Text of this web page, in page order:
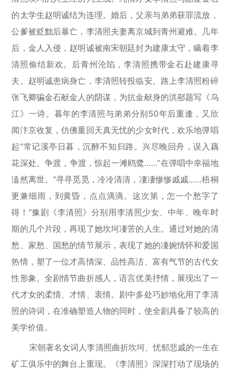
的太学生赵明诚结为连理。婚后，父亲与弟弟获罪流放，
公爹被贬黜后暴亡，李清照夫妻离京城到青州避难。几年
后，金人入侵，赵明诚被南宋朝廷封为建康太守，瞒着李
清照偷结新欢。后青州沦陷，李清照携带金石赴建康寻
夫。赵明诚患病身亡，李清照转投临安。路上李清照粉碎
张飞卿骗金石献金人的阴谋，为抗金献身的洪酀题写《乌
江》一诗。暮年的李清照与弟弟分别50年后重逢，又欣
闻汴京收复，仿佛重回天真无忧的少女时代，欢乐地弹唱
起“常记溪亭日暮，沉醉不知归路。兴尽晚回舟，误入藕
花深处。争渡，争渡，惊起一滩鸥鹭……”在弹唱中幸福地
溘然离世。“寻寻觅觅，冷冷清清，凄凄惨惨戚戚……梧桐
更兼细雨，到黄昏，点点滴滴。这次第，怎一个愁字了
得！”豫剧《李清照》分别用李清照少女、中年、晚年时
期的几个片段，再现了她坎坷凄苦的人生。通过对她的清
愁、家愁、国愁的情节展示，表现了她的凄婉情怀和爱国
热情，塑了一位才高情深、品性高洁、富有气节的古代女
性形象。全剧情节曲折感人，语言优美抒情，展现出了一
代才女的柔情、才情、衷情。剧中多处巧妙地化用了李清
照的诗词，在准确塑造人物的同时，使全剧具备了较高的
美学价值。
宋朝著名女词人李清照曲折坎坷、忧郁悲戚的一生在
矿工俱乐中的舞台上重现。《李清照》深深打动了现场的